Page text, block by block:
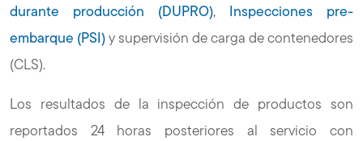
durante producción (DUPRO), Inspecciones pre-
embarque (PSI)y supervisión de carga de contenedores
(CLS).
Los resultados de la inspección de productos son
reportados 24 horas posteriores al servicio con